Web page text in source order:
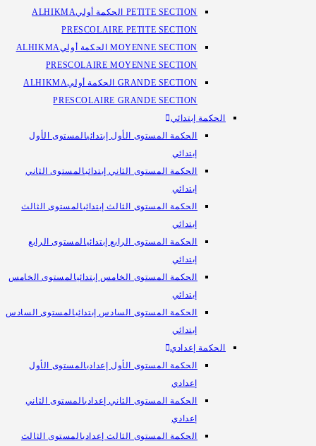
PETITE SECTION الحكمة أولي
ALHIKMA
PRESCOLAIRE PETITE SECTION
MOYENNE SECTION الحكمة أولي
ALHIKMA
PRESCOLAIRE MOYENNE SECTION
GRANDE SECTION الحكمة أولي
ALHIKMA
PRESCOLAIRE GRANDE SECTION
الحكمة إبتدائي
الحكمة المستوى الأول إبتدائيالمستوى الأول
إبتدائي
الحكمة المستوى الثاني إبتدائيالمستوى الثاني
إبتدائي
الحكمة المستوى الثالث إبتدائيالمستوى الثالث
إبتدائي
الحكمة المستوى الرابع إبتدائيالمستوى الرابع
إبتدائي
الحكمة المستوى الخامس إبتدائيالمستوى الخامس
إبتدائي
الحكمة المستوى السادس إبتدائيالمستوى السادس
إبتدائي
الحكمة إعدادي
الحكمة المستوى الأول إعداديالمستوى الأول
إعدادي
الحكمة المستوى الثاني إعداديالمستوى الثاني
إعدادي
الحكمة المستوى الثالث إعداديالمستوى الثالث